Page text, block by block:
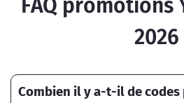
FAQ promotions
2026
Combien il y a-t-il de codes